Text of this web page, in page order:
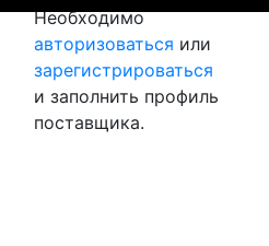
Необходимо
авторизоваться или
зарегистрироваться
и заполнить профиль
поставщика.